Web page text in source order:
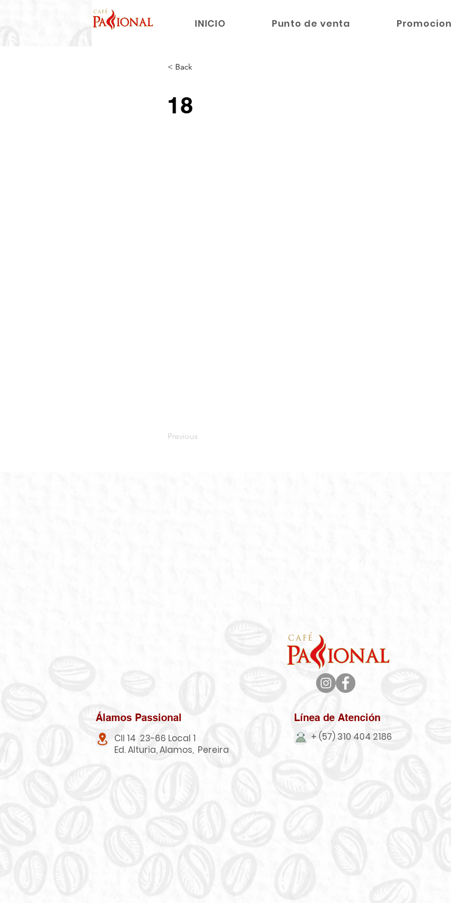
INICIO Punto de venta
< Back
18
Previous
Álamos Passional
Cll 14 23-66 Local 1
Ed. Alturia, Alamos, Pereira
Línea de Atención
+ (57) 310 404 2186